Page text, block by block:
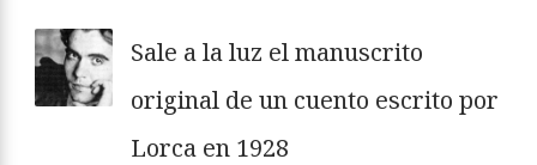
Sale a la luz el manuscrito
original de un cuento escrito por
Lorca en 1928